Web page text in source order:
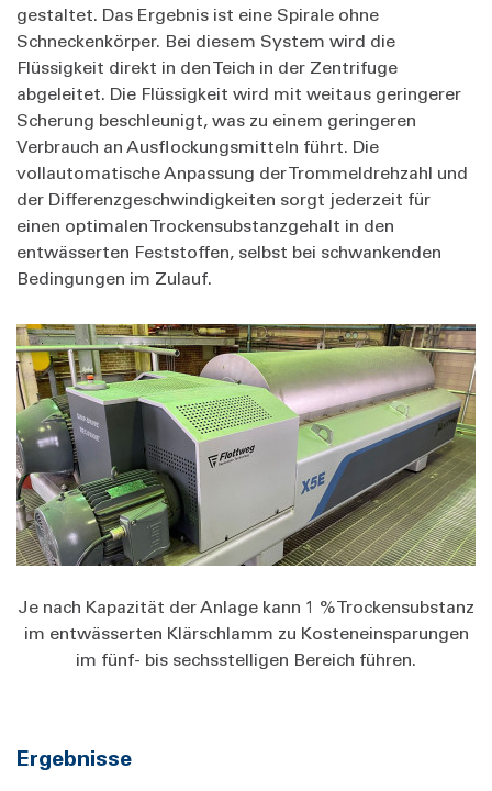
gestaltet. Das Ergebnis ist eine Spirale ohne
Schneckenkörper. Bei diesem System wird die
Flüssigkeit direkt in den Teich in der Zentrifuge
abgeleitet. Die Flüssigkeit wird mit weitaus geringerer
Scherung beschleunigt, was zu einem geringeren
Verbrauch an Ausflockungsmitteln führt. Die
vollautomatische Anpassung der Trommeldrehzahl und
der Differenzgeschwindigkeiten sorgt jederzeit für
einen optimalen Trockensubstanzgehalt in den
entwässerten Feststoffen, selbst bei schwankenden
Bedingungen im Zulauf.
Je nach Kapazität der Anlage kann 1 % Trockensubstanz
im entwässerten Klärschlamm zu Kosteneinsparungen
im fünf- bis sechsstelligen Bereich führen.
Ergebnisse